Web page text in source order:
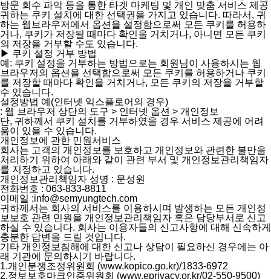
방문 회수 파악 등을 통한 타겟 마케팅 및 개인 맞춤 서비스 제공
귀하는 쿠키 설치에 대한 선택권을 가지고 있습니다. 따라서, 귀
하는 웹브라우저에서 옵션을 설정함으로써 모든 쿠키를 허용하
거나, 쿠키가 저장될 때마다 확인을 거치거나, 아니면 모든 쿠키
의 저장을 거부할 수도 있습니다.
▶ 쿠키 설정 거부 방법
예: 쿠키 설정을 거부하는 방법으로는 회원님이 사용하시는 웹
브라우저의 옵션을 선택함으로써 모든 쿠키를 허용하거나 쿠키
를 저장할 때마다 확인을 거치거나, 모든 쿠키의 저장을 거부할
수 있습니다.
설정방법 예(인터넷 익스플로어의 경우)
: 웹 브라우저 상단의 도구 > 인터넷 옵션 > 개인정보
단, 귀하께서 쿠키 설치를 거부하였을 경우 서비스 제공에 어려
움이 있을 수 있습니다.
개인정보에 관한 민원서비스
회사는 고객의 개인정보를 보호하고 개인정보와 관련한 불만을
처리하기 위하여 아래와 같이 관련 부서 및 개인정보관리책임자
를 지정하고 있습니다.
개인정보관리책임자 성명 : 문성원
전화번호 : 063-833-8811
이메일 :info@semyungtech.com
귀하께서는 회사의 서비스를 이용하시며 발생하는 모든 개인정
보보호 관련 민원을 개인정보관리책임자 혹은 담당부서로 신고
하실 수 있습니다. 회사는 이용자들의 신고사항에 대해 신속하게
충분한 답변을 드릴 것입니다.
기타 개인정보침해에 대한 신고나 상담이 필요하신 경우에는 아
래 기관에 문의하시기 바랍니다.
1.개인분쟁조정위원회 (www.kopico.go.kr)/1833-6972
2.정보보호마크인증위원회 (www.eprivacy.or.kr/02-550-9500)